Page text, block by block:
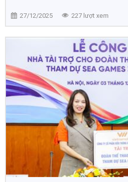
27/12/2025 227 lượt xem